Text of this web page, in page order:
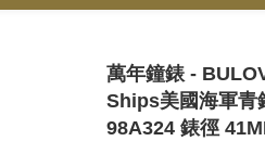
萬年鐘錶 -
Ships美國海軍青
98A324 錶徑